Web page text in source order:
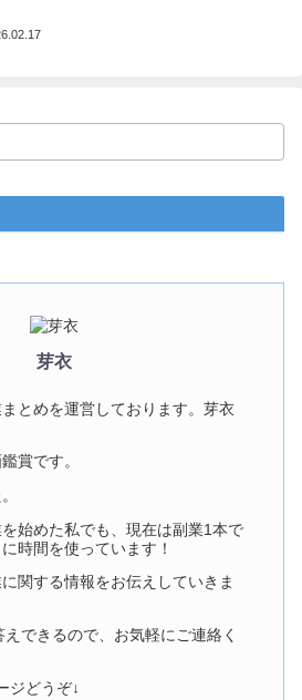
芽衣
とめを運営しております。芽衣
賞です。
始めた私でも、現在は副業1本で
時間を使っています！
関する情報をお伝えしていきま
できるので、お気軽にご連絡く
ジどうぞ↓